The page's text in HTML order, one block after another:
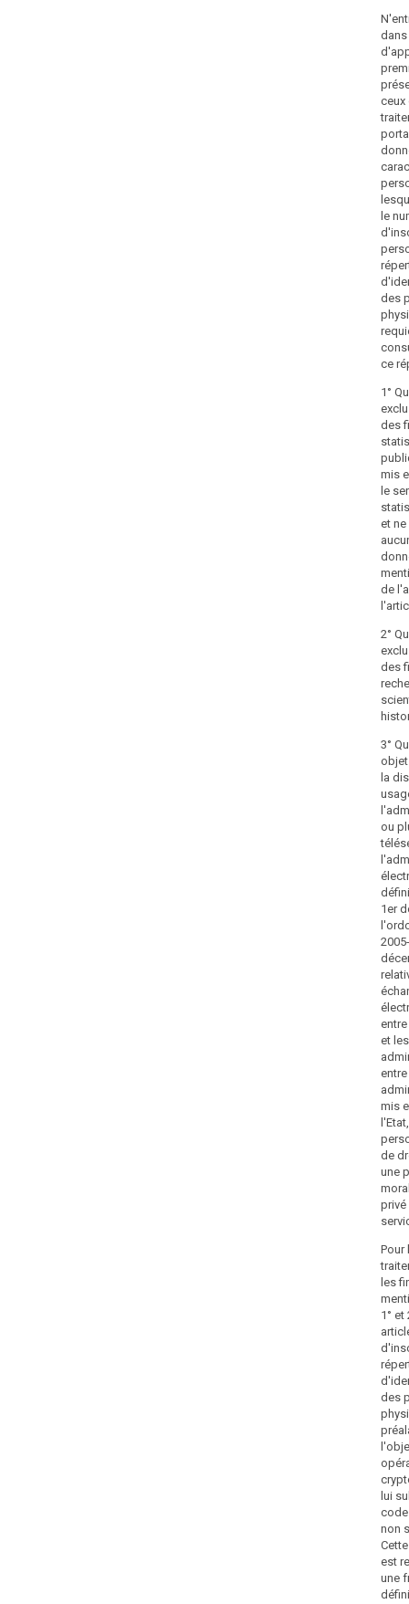
ceux
le
des
ce
1°
des
mis
le
et
de
2°
des
3°
la
ou
1er
et
mis
de
une
privé
Pour
les
1° et
des
lui
non
est
une